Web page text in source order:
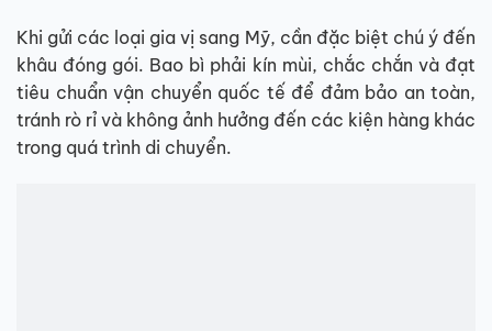
Khi gửi các loại gia vị sang Mỹ, cần đặc biệt chú ý đến
khâu đóng gói. Bao bì phải kín mùi, chắc chắn và đạt
tiêu chuẩn vận chuyển quốc tế để đảm bảo an toàn,
tránh rò rỉ và không ảnh hưởng đến các kiện hàng khác
trong quá trình di chuyển.